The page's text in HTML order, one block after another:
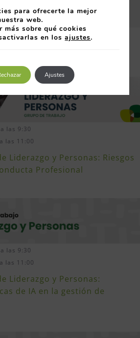
las 9:30
las 11:00
Liderazgo y Personas: Riesgos
Profesional
las 9:30
las 11:00
Liderazgo y Personas:
de IA en la gestión de
para ofrecerte la mejor
web.
más sobre qué cookies
en losajustes.
Ajustes